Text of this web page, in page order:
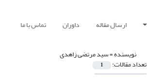
ارسال مقاله داوران تماس با ما
نویسنده =سید مرتضی زاهدی
تعداد مقالات: 1